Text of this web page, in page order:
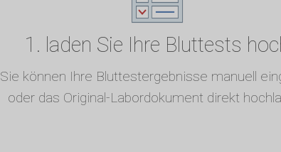
1. laden Sie Ihre Bluttests
Sie können Ihre Bluttestergebnisse manuell
oder das Original-Labordokument direkt